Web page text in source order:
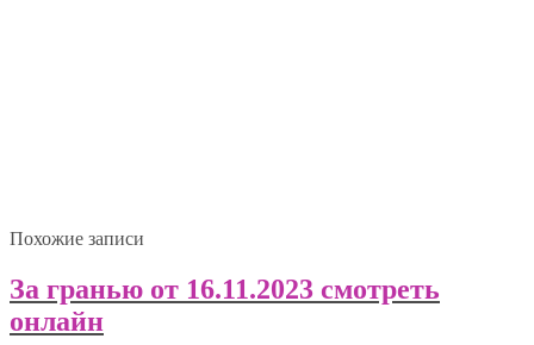
Похожие записи
За гранью от 16.11.2023 смотреть
онлайн